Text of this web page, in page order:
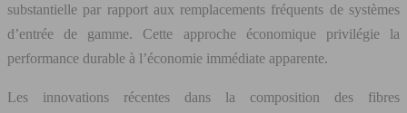
substantielle par rapport aux remplacements fréquents de systèmes
d’entrée de gamme. Cette approche économique privilégie la
performance durable à l’économie immédiate apparente.
Les innovations récentes dans la composition des fibres